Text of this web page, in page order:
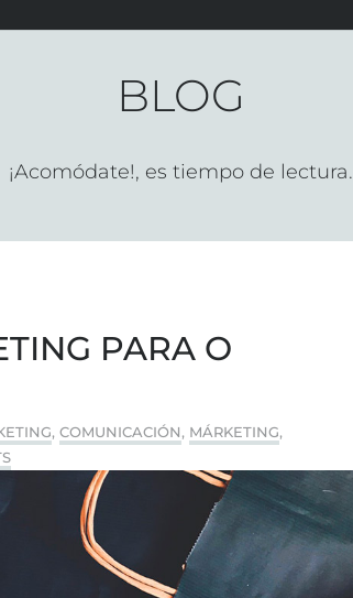
BLOG
¡Acomódate!, es tiempo de lectura.
PARA O
,COMUNICACIÓN, MÁRKETING,